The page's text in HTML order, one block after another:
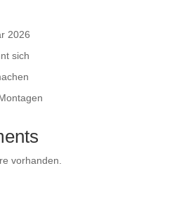
2026
sich
vorhanden.